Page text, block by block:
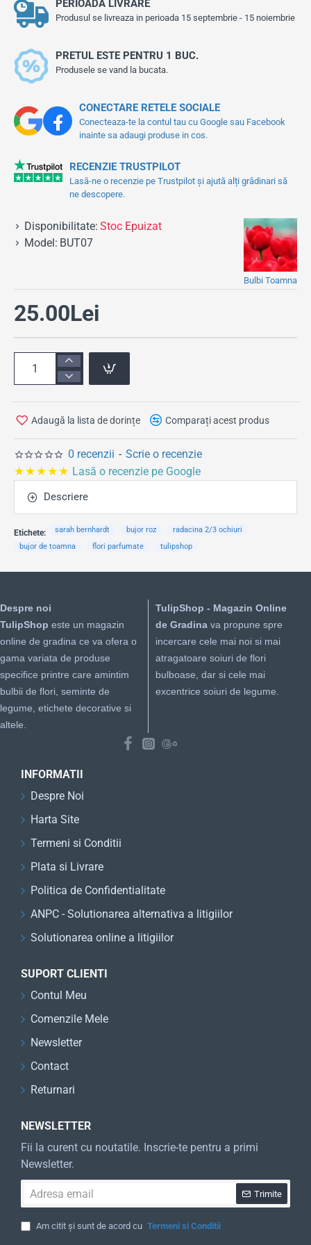
CONECTARE RETELE SOCIALE
Conecteaza-te la contul tau cu Google sau Facebook
inainte sa adaugi produse in cos.
RECENZIE TRUSTPILOT
Lasă-ne o recenzie pe Trustpilot și ajută alți grădinari să
ne descopere.
PERIOADA LIVRARE
Produsul se livreaza in perioada 15 septembrie - 15 noiembrie
PRETUL ESTE PENTRU 1 BUC.
Produsele se vand la bucata.
Disponibilitate: Stoc Epuizat
Model: BUT07
Bulbi Toamna
0 recenzii - Scrie o recenzie
25.00Lei
Adaugă la lista de dorințe Comparați acest produs
★★★★★ Lasă o recenzie pe Google
Descriere
Etichete: sarah bernhardt bujor roz
radacina 2/3 ochiuri
bujor de toamna
flori parfumate tulipshop
Despre noi
TulipShop este un magazin
online de gradina ce va ofera o
gama variata de produse
specifice printre care amintim
bulbii de flori, seminte de
legume, etichete decorative si
altele.
TulipShop - Magazin Online
de Gradinava propune spre
incercare cele mai noi si mai
atragatoare soiuri de flori
bulboase, dar si cele mai
excentrice soiuri de legume.
INFORMATII
Despre Noi
Harta Site
Termeni si Conditii
Plata si Livrare
Politica de Confidentialitate
ANPC - Solutionarea alternativa a litigiilor
Solutionarea online a litigiilor
SUPORT CLIENTI
Contul Meu
Comenzile Mele
Newsletter
Contact
Returnari
NEWSLETTER
Fii la curent cu noutatile. Inscrie-te pentru a primi
Newsletter.
email
Trimite
Am citit și sunt de acord cu Termeni si Conditii